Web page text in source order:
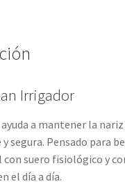
Irrigador
a mantener la
segura. Pensado para
con suero fisiológico y
el día a día.